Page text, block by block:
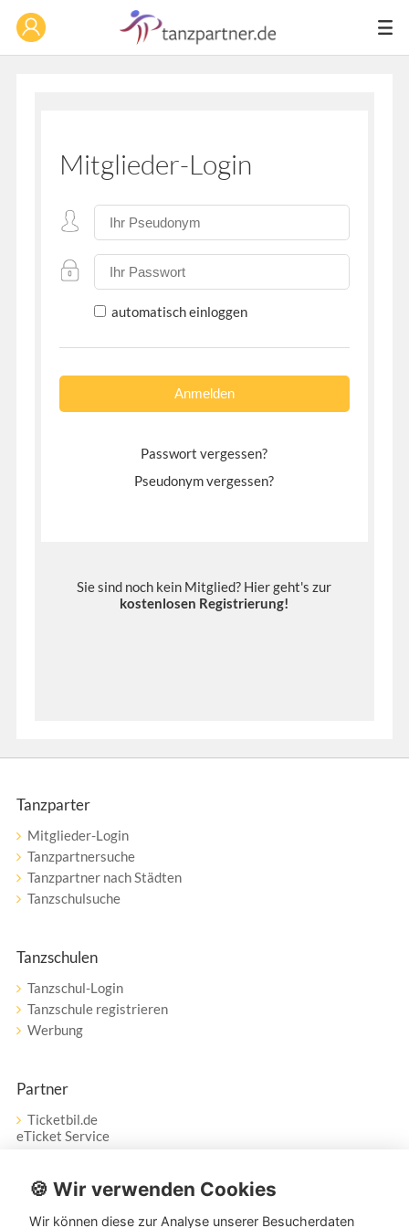
Mitglieder-Login
automatisch einloggen
Passwort vergessen?
Pseudonym vergessen?
Sie sind noch kein Mitglied? Hier geht's zur
kostenlosen Registrierung!
Tanzparter
Mitglieder-Login
Tanzpartnersuche
Tanzpartner nach Städten
Tanzschulsuche
Tanzschulen
Tanzschul-Login
Tanzschule registrieren
Werbung
Partner
Ticketbil.de
eTicket Service
Vertrag widerrufen
🍪 Wir verwenden Cookies
Wir können diese zur Analyse unserer Besucherdaten